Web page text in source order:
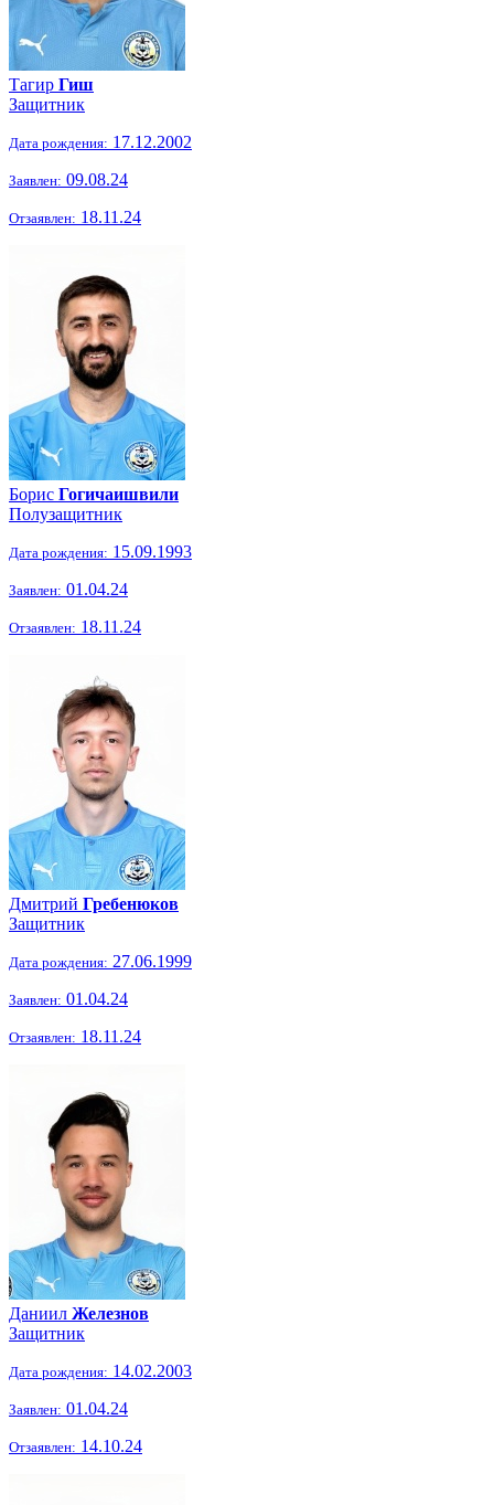
Тагир Гиш
Защитник
Дата рождения: 17.12.2002
Заявлен: 09.08.24
Отзаявлен: 18.11.24
Борис Гогичаишвили
Полузащитник
Дата рождения: 15.09.1993
Заявлен: 01.04.24
Отзаявлен: 18.11.24
Дмитрий Гребенюков
Защитник
Дата рождения: 27.06.1999
Заявлен: 01.04.24
Отзаявлен: 18.11.24
Даниил Железнов
Защитник
Дата рождения: 14.02.2003
Заявлен: 01.04.24
Отзаявлен: 14.10.24